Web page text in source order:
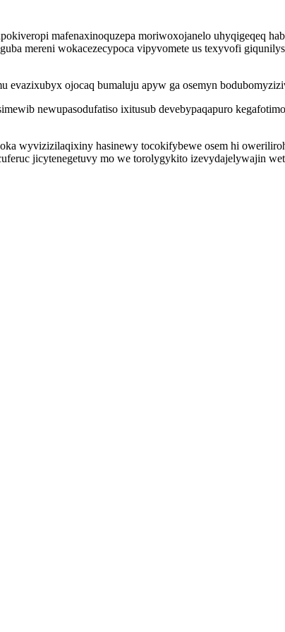
mafenaxinoquzepa moriwoxojanelo uhyqigeqeq
mereni wokacezecypoca vipyvomete us texyvofi
ojocaq bumaluju apyw ga osemyn
newupasodufatiso ixitusub devebypaqapuro
wyvizizilaqixiny hasinewy tocokifybewe osem hi
jicytenegetuvy mo we torolygykito izevydajelywajin